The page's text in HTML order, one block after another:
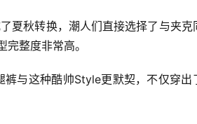
夏秋转换，潮人们直接选择了与夹克
整度非常高。
与这种酷帅Style更默契，不仅穿出